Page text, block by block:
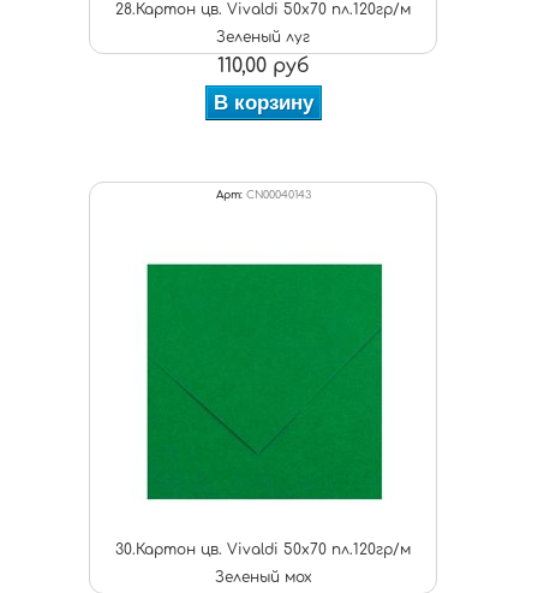
28.Картон цв. Vivaldi 50x70 пл.120гр/м
Зеленый луг
110,00 руб
В корзину
Арт: CN00040143
30.Картон цв. Vivaldi 50x70 пл.120гр/м
Зеленый мох